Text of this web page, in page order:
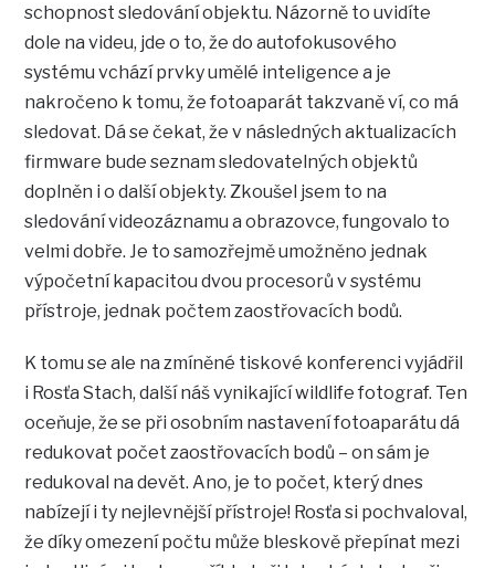
schopnost sledování objektu. Názorně to uvidíte
dole na videu, jde o to, že do autofokusového
systému vchází prvky umělé inteligence a je
nakročeno k tomu, že fotoaparát takzvaně ví, co má
sledovat. Dá se čekat, že v následných aktualizacích
firmware bude seznam sledovatelných objektů
doplněn i o další objekty. Zkoušel jsem to na
sledování videozáznamu a obrazovce, fungovalo to
velmi dobře. Je to samozřejmě umožněno jednak
výpočetní kapacitou dvou procesorů v systému
přístroje, jednak počtem zaostřovacích bodů.
K tomu se ale na zmíněné tiskové konferenci vyjádřil
i Rosťa Stach, další náš vynikající wildlife fotograf. Ten
oceňuje, že se při osobním nastavení fotoaparátu dá
redukovat počet zaostřovacích bodů – on sám je
redukoval na devět. Ano, je to počet, který dnes
nabízejí i ty nejlevnější přístroje! Rosťa si pochvaloval,
že díky omezení počtu může bleskově přepínat mezi